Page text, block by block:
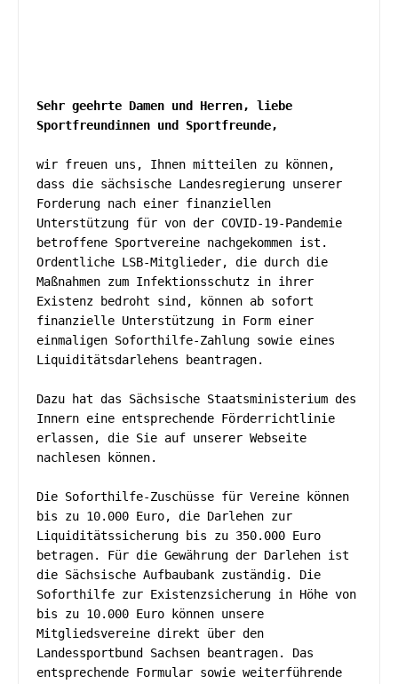
Sehr geehrte Damen und Herren, liebe
Sportfreundinnen und Sportfreunde,
wir freuen uns, Ihnen mitteilen zu können,
dass die sächsische Landesregierung unserer
Forderung nach einer finanziellen
Unterstützung für von der COVID-19-Pandemie
betroffene Sportvereine nachgekommen ist.
Ordentliche LSB-Mitglieder, die durch die
Maßnahmen zum Infektionsschutz in ihrer
Existenz bedroht sind, können ab sofort
finanzielle Unterstützung in Form einer
einmaligen Soforthilfe-Zahlung sowie eines
Liquiditätsdarlehens beantragen.
Dazu hat das Sächsische Staatsministerium des
Innern eine entsprechende Förderrichtlinie
erlassen, die Sie auf unserer Webseite
nachlesen können.
Die Soforthilfe-Zuschüsse für Vereine können
bis zu 10.000 Euro, die Darlehen zur
Liquiditätssicherung bis zu 350.000 Euro
betragen. Für die Gewährung der Darlehen ist
die Sächsische Aufbaubank zuständig. Die
Soforthilfe zur Existenzsicherung in Höhe von
bis zu 10.000 Euro können unsere
Mitgliedsvereine direkt über den
Landessportbund Sachsen beantragen. Das
entsprechende Formular sowie weiterführende